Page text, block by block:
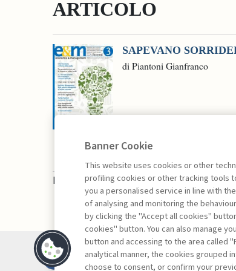
ARTICOLO
SAPEVANO
di Piantoni Gianfranco
La consultazione dei libri è riservata
Contatti
Banner Cookie
This website uses cookies or other
profiling cookies or other tracking tools
you a personalised service in line with
of analysing and monitoring the
by clicking the "Accept all cookies"
cookies" button. You can also manage
button and accessing to the area called
analytical manner, the cookies grouped
choose to consent, or confirm your